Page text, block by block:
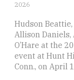
2026
Hudson
Allison Daniels,
O’Hare at the
event at Hunt
Conn., on April